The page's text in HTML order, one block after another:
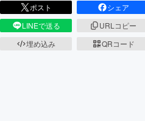
ポスト
シェア
LINEで送る
URLコピー
埋め込み
QRコード